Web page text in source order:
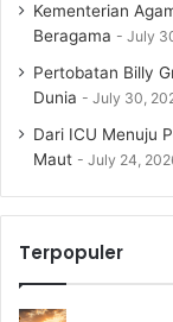
Kementerian
Beragama
July
Pertobatan Billy
Dunia
July 30,
Dari ICU Menuju
Maut
July 24,
Terpopuler